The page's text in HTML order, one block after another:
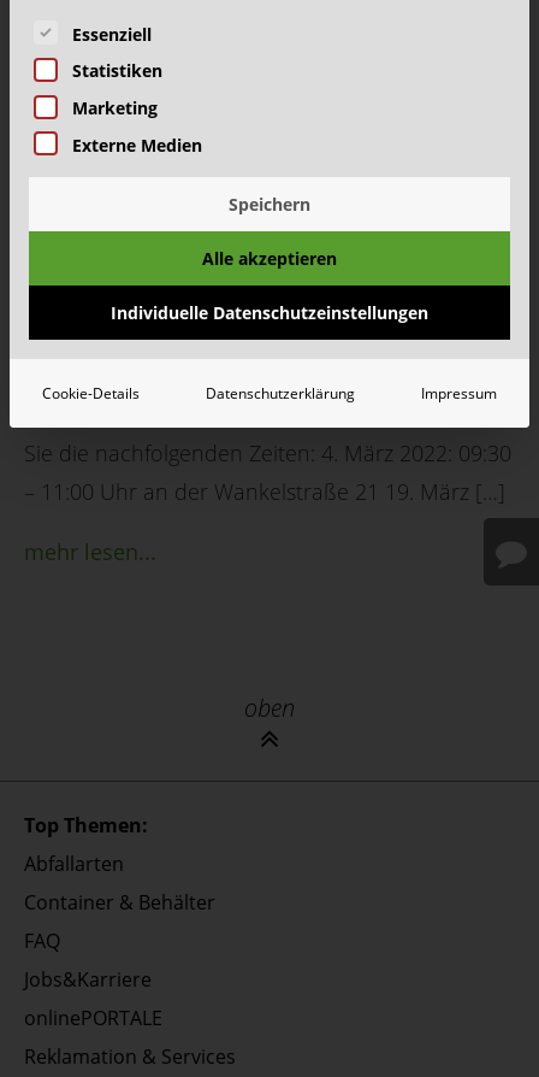
Ersatzstandort Schadstoffmobil
Korschenbroich (Glehn)
2. März 2022 |Aktuelles
Kempen / Korschenbroich, 02. März 2022 –
Aufgrund der Platzbelegung durch das
Schnelltestzentrum steht in Korschenbroich
(Glehn) das Schadstoffmobil am 4. und 19. März,
Sie die nachfolgenden Zeiten: 4. März 2022: 09:30
– 11:00 Uhr an der Wankelstraße 21 19. März […]
mehr lesen...
oben
Top Themen:
Abfallarten
Container & Behälter
FAQ
Jobs&Karriere
onlinePORTALE
Reklamation & Services
Es folgt eine Liste der Service-Gruppen, für die eine
Essenziell
Statistiken
Marketing
Externe Medien
Speichern
Alle akzeptieren
Individuelle Datenschutzeinstellungen
Cookie-Details Datenschutzerklärung Impressum